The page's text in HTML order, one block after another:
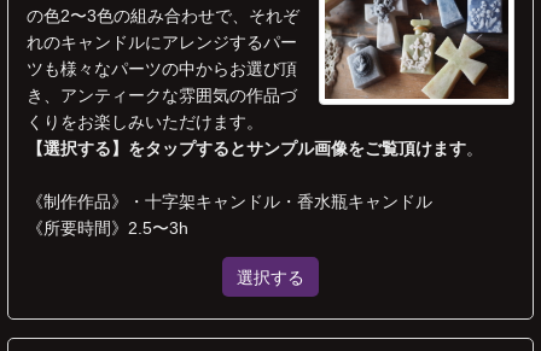
の色2〜3色の組み合わせで、それぞ
れのキャンドルにアレンジするパー
ツも様々なパーツの中からお選び頂
き、アンティークな雰囲気の作品づ
くりをお楽しみいただけます。
【選択する】をタップするとサンプル画像をご覧頂けます。
《制作作品》・十字架キャンドル・香水瓶キャンドル
《所要時間》2.5〜3h
選択する